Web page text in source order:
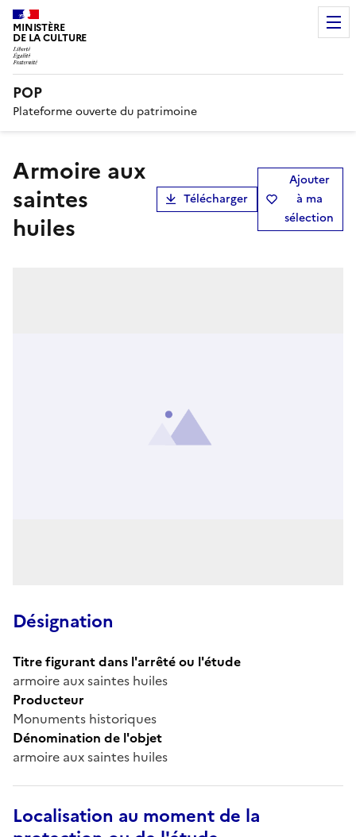
MINISTÈRE
DE LA CULTURE
POP
Plateforme ouverte du patrimoine
armoire aux
saintes
huiles
Télécharger
Ajouter
à ma
sélection
Désignation
Titre figurant dans l'arrêté ou l'étude
armoire aux saintes huiles
Producteur
Monuments historiques
Dénomination de l'objet
armoire aux saintes huiles
Localisation au moment de la